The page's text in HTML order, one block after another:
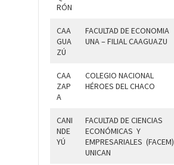
RÓN
CAA
GUA
ZÚ
FACULTAD DE ECONOMIA
UNA – FILIAL CAAGUAZU
CAA
ZAP
A
COLEGIO NACIONAL
HÉROES DEL CHACO
CANI
NDE
YÚ
FACULTAD DE CIENCIAS
ECONÓMICAS Y
EMPRESARIALES (FACEM)
UNICAN